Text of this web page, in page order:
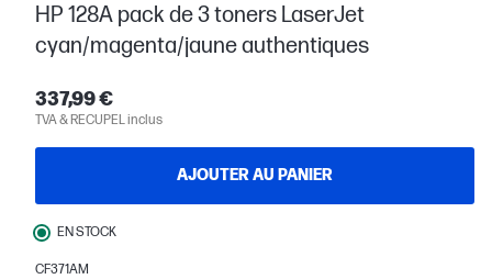
HP 128A pack de 3 toners LaserJet
cyan/magenta/jaune authentiques
337,99 €
TVA & RECUPEL inclus
AJOUTER AU PANIER
EN STOCK
CF371AM